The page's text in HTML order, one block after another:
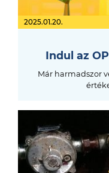
2025.01.20.
Indul az
Már harmadszor